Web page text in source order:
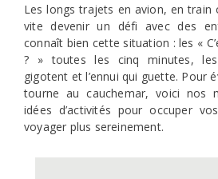
Les longs trajets en avion, en train
vite devenir un défi avec des
connaît bien cette situation : les «
? » toutes les cinq minutes,
gigotent et l’ennui qui guette. Pour
tourne au cauchemar, voici nos
idées d’activités pour occuper
voyager plus sereinement.